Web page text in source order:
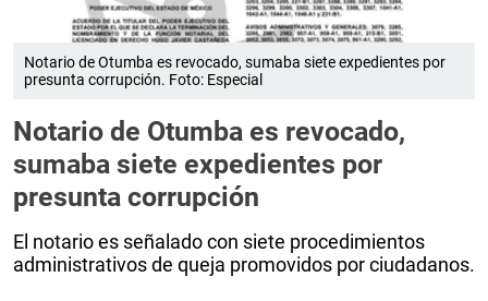
Notario de Otumba es revocado, sumaba siete expedientes por
presunta corrupción. Foto: Especial
Notario de Otumba es revocado,
sumaba siete expedientes por
presunta corrupción
El notario es señalado con siete procedimientos
administrativos de queja promovidos por ciudadanos.